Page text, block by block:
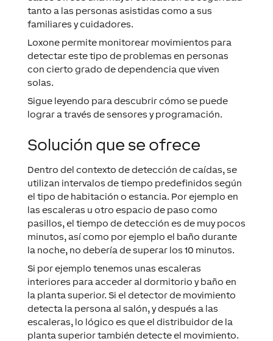
tanto a las personas asistidas como a sus
familiares y cuidadores.
Loxone permite monitorear movimientos para
detectar este tipo de problemas en personas
con cierto grado de dependencia que viven
solas.
Sigue leyendo para descubrir cómo se puede
lograr a través de sensores y programación.
Solución que se ofrece
Dentro del contexto de detección de caídas, se
utilizan intervalos de tiempo predefinidos según
el tipo de habitación o estancia. Por ejemplo en
las escaleras u otro espacio de paso como
pasillos, el tiempo de detección es de muy pocos
minutos, así como por ejemplo el baño durante
la noche, no debería de superar los 10 minutos.
Si por ejemplo tenemos unas escaleras
interiores para acceder al dormitorio y baño en
la planta superior. Si el detector de movimiento
detecta la persona al salón, y después a las
escaleras, lo lógico es que el distribuidor de la
planta superior también detecte el movimiento.